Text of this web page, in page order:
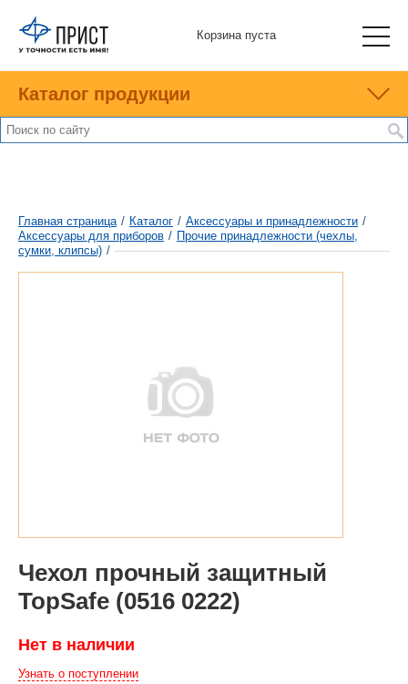
Корзина пуста
Каталог продукции
Главная страница / Каталог / Аксессуары и принадлежности /
Аксесcуары для приборов / Прочие принадлежности (чехлы,
сумки, клипсы) /
Чехол прочный защитный
TopSafe (0516 0222)
Нет в наличии
Узнать о поступлении